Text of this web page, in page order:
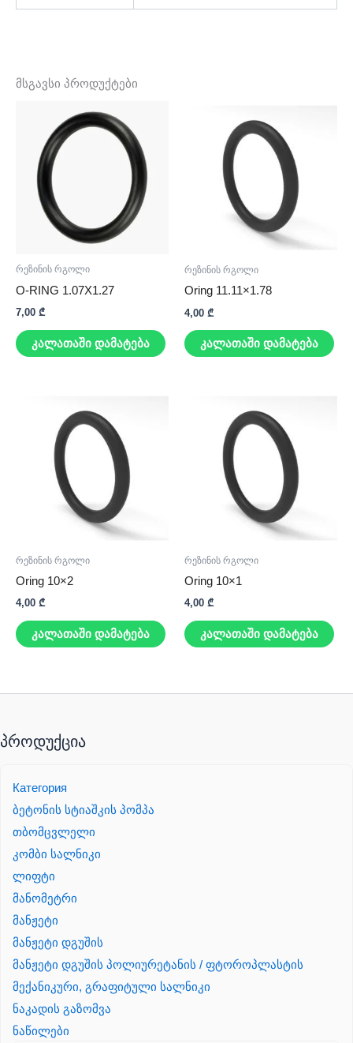
მსგავსი პროდუქტები
რეზინის რგოლი
O-RING 1.07X1.27
7,00 ₾
კალათაში დამატება
რეზინის რგოლი
Oring 11.11×1.78
4,00 ₾
კალათაში დამატება
რეზინის რგოლი
Oring 10×2
4,00 ₾
კალათაში დამატება
რეზინის რგოლი
Oring 10×1
4,00 ₾
კალათაში დამატება
პროდუქცია
Категория
ბეტონის სტიაშკის პომპა
თბომცვლელი
კომბი სალნიკი
ლიფტი
მანომეტრი
მანჟეტი
მანჟეტი დგუშის
მანჟეტი დგუშის პოლიურეტანის / ფტოროპლასტის
მექანიკური, გრაფიტული სალნიკი
ნაკადის გაზომვა
ნაწილები